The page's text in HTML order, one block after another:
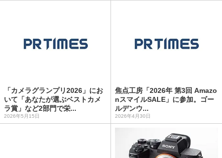
「カメラグランプリ2026」にお
いて「あなたが選ぶベストカメ
ラ賞」など2部門で栄...
2026年5月15日
焦点工房「2026年 第3回 Amazo
nスマイルSALE」に参加。ゴー
ルデンウ...
2026年4月30日